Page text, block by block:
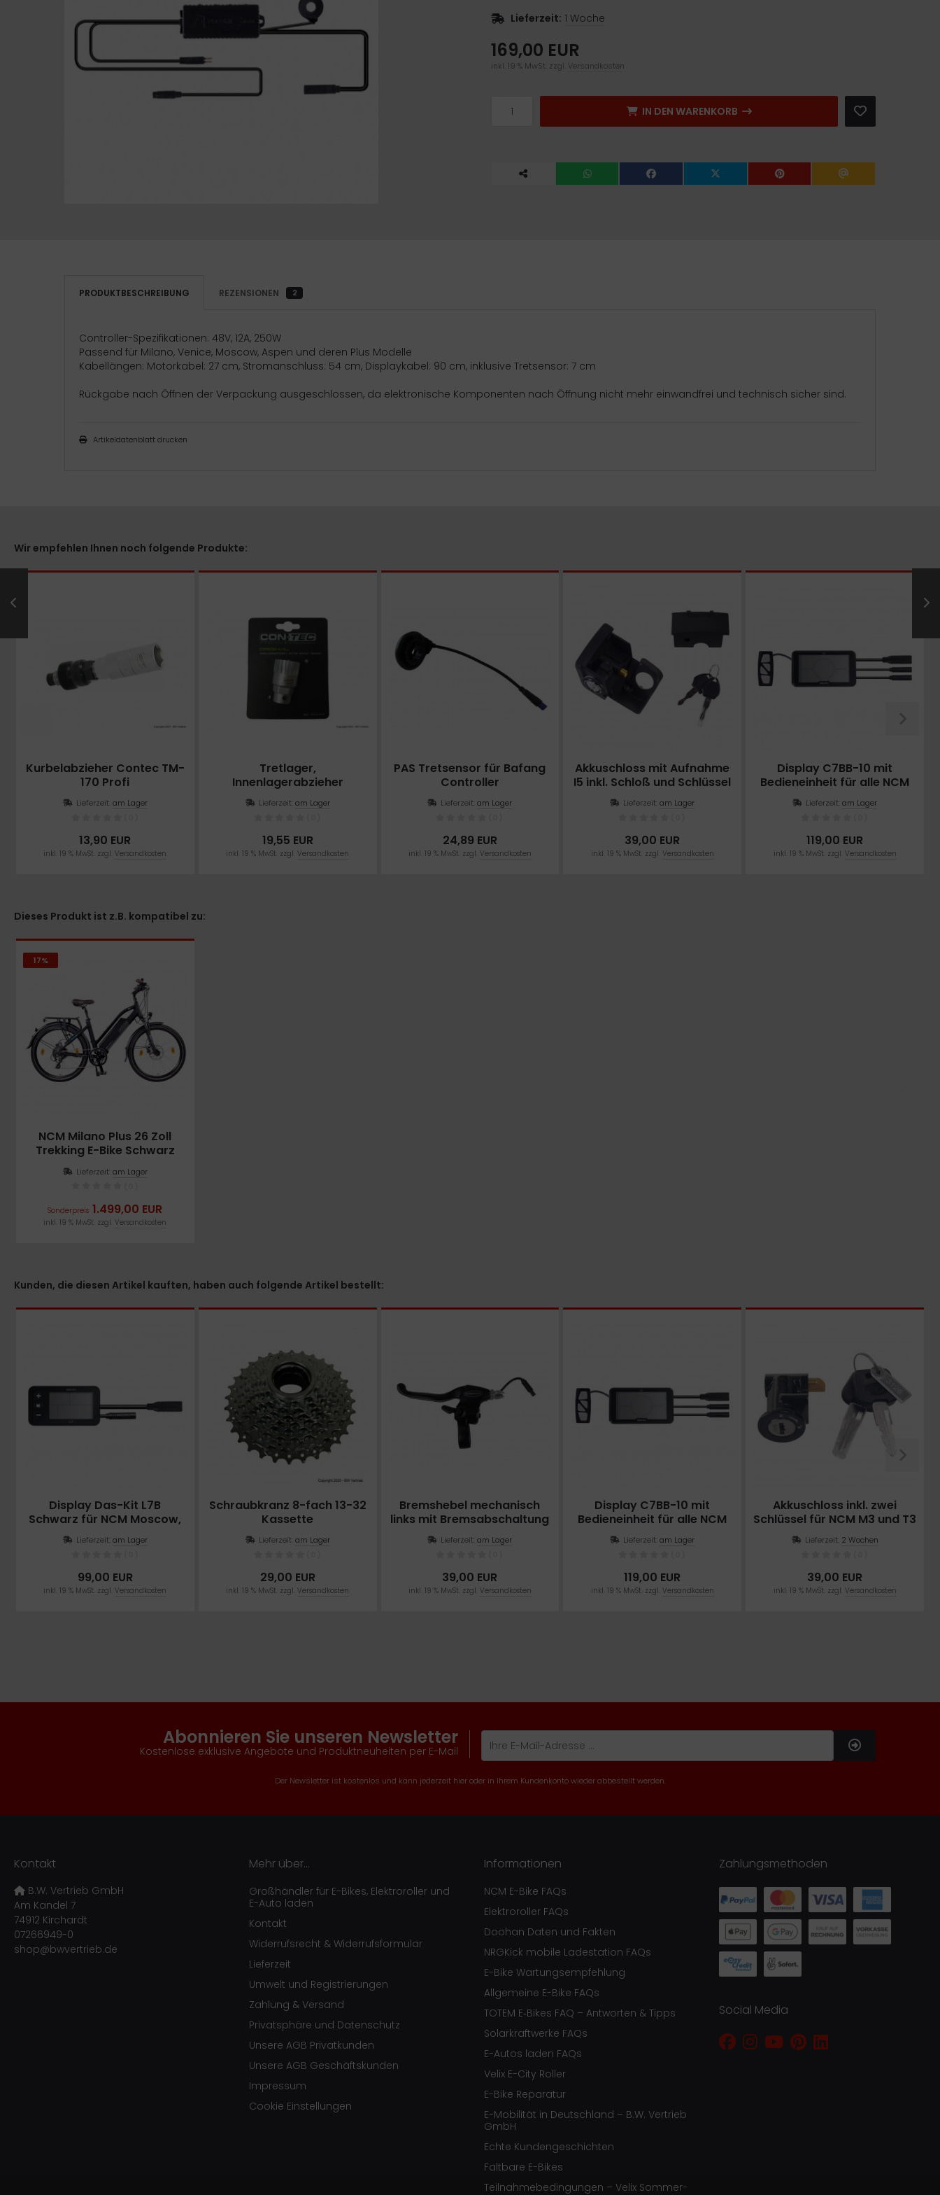
Lieferzeit: 1 Woche
169,00 EUR
inkl. 19 % MwSt. zzgl. Versandkosten
IN DEN WARENKORB
PRODUKTBESCHREIBUNG REZENSIONEN 2
Controller-Spezifikationen: 48V, 12A, 250W
Passend für Milano, Venice, Moscow, Aspen und deren Plus Modelle
Kabellängen: Motorkabel: 27 cm, Stromanschluss: 54 cm, Displaykabel: 90 cm, inklusive Tretsensor: 7 cm
Rückgabe nach Öffnen der Verpackung ausgeschlossen, da elektronische Komponenten nach Öffnung nicht mehr einwandfrei und technisch sicher sind.
Artikeldatenblatt drucken
Wir empfehlen Ihnen noch folgende Produkte:
Kurbelabzieher Contec TM-
170 Profi
Lieferzeit: am Lager
13,90 EUR
inkl. 19 % MwSt. zzgl.Versandkosten
Tretlager,
Innenlagerabzieher
Lieferzeit: am Lager
19,55 EUR
inkl. 19 % MwSt. zzgl.Versandkosten
PAS Tretsensor für Bafang
Controller
Lieferzeit:am Lager
24,89 EUR
inkl. 19 % MwSt. zzgl. Versandkosten
Akkuschloss mit Aufnahme
I5 inkl. Schloß und Schlüssel
Lieferzeit:am Lager
39,00 EUR
inkl. 19 % MwSt. zzgl. Versandkosten
Display C7BB-10 mit
Bedieneinheit für alle NCM
Plus Modelle
Lieferzeit:am Lager
119,00 EUR
inkl. 19 % MwSt. zzgl. Versandkosten
Dieses Produkt ist z.B. kompatibel zu:
NCM Milano Plus 26 Zoll
Trekking E-Bike Schwarz
Lieferzeit: am Lager
Sonderpreis 1.499,00 EUR
17%
inkl. 19 % MwSt. zzgl.Versandkosten
Kunden, die diesen Artikel kauften, haben auch folgende Artikel bestellt:
Display Das-Kit L7B
Schwarz für NCM Moscow,
Milano, Venice, Aspen,
Munich, Prague, Paris und
Lieferzeit: am Lager
99,00 EUR
inkl. 19 % MwSt. zzgl.Versandkosten
Schraubkranz 8-fach 13-32
Kassette
Lieferzeit: am Lager
29,00 EUR
inkl. 19 % MwSt. zzgl.Versandkosten
Bremshebel mechanisch
links mit Bremsabschaltung
Lieferzeit:am Lager
39,00 EUR
inkl. 19 % MwSt. zzgl. Versandkosten
Display C7BB-10 mit
Bedieneinheit für alle NCM
Lieferzeit:am Lager
119,00 EUR
inkl. 19 % MwSt. zzgl. Versandkosten
Akkuschloss inkl. zwei
Schlüssel für NCM M3 und T3
Lieferzeit: 2 Wochen
39,00 EUR
inkl. 19 % MwSt. zzgl. Versandkosten
Abonnieren Sie unseren Newsletter
Kostenlose exklusive Angebote und Produktneuheiten per E-Mail
Der Newsletter ist kostenlos und kann jederzeit hier oder in Ihrem Kundenkonto wieder abbestellt werden.
Kontakt
B.W. Vertrieb GmbH
Am Kandel 7
74912 Kirchardt
07266949-0
shop@bwvertrieb.de
Mehr über...
Großhändler für E-Bikes, Elektroroller und
E-Auto laden
Kontakt
Widerrufsrecht & Widerrufsformular
Lieferzeit
Umwelt und Registrierungen
Zahlung & Versand
Privatsphäre und Datenschutz
Unsere AGB Privatkunden
Unsere AGB Geschäftskunden
Impressum
Cookie Einstellungen
Informationen
NCM E-Bike FAQs
Elektroroller FAQs
Doohan Daten und Fakten
NRGKick mobile Ladestation FAQs
E-Bike Wartungsempfehlung
Allgemeine E-Bike FAQs
TOTEM E‑Bikes FAQ – Antworten & Tipps
Solarkraftwerke FAQs
E-Autos laden FAQs
Velix E-City Roller
E-Bike Reparatur
E-Mobilität in Deutschland – B.W. Vertrieb
GmbH
Echte Kundengeschichten
Faltbare E-Bikes
Teilnahmebedingungen – Velix Sommer-
Zahlungsmethoden
Social Media